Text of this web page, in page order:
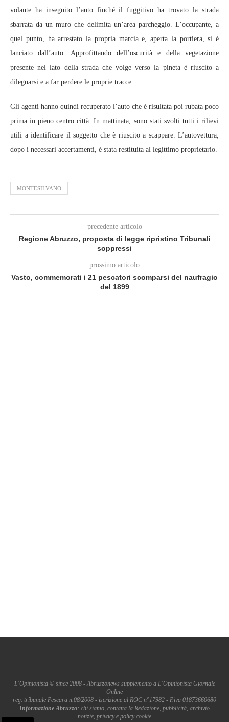
volante ha inseguito l’auto finché il fuggitivo ha trovato la strada
sbarrata da un muro che delimita un’area parcheggio. L’occupante, a
quel punto, ha arrestato la propria marcia e, aperta la portiera, si è
lanciato dall’auto. Approfittando dell’oscurità e della vegetazione
presente nel lato della strada che volge verso la pineta è riuscito a
dileguarsi e a far perdere le proprie tracce.
Gli agenti hanno quindi recuperato l’auto che è risultata poi rubata poco
prima in pieno centro città. In mattinata, sono stati svolti tutti i rilievi
utili a identificare il soggetto che è riuscito a scappare. L’autovettura,
dopo i necessari accertamenti, è stata restituita al legittimo proprietario.
MONTESILVANO
precedente articolo
Regione Abruzzo, proposta di legge ripristino Tribunali
soppressi
prossimo articolo
Vasto, commemorati i 21 pescatori scomparsi del naufragio
del 1899
L'Opinionista © since 2008 - Abruzzonews supplemento a L'Opinionista Giornale
Online
reg. tribunale Pescara n.08/2008 - iscrizione al ROC n°17982 - P.iva 01873660680
Informazione Abruzzo: chi siamo, contatta la Redazione, pubblicità, archivio
notizie, privacy e policy cookie